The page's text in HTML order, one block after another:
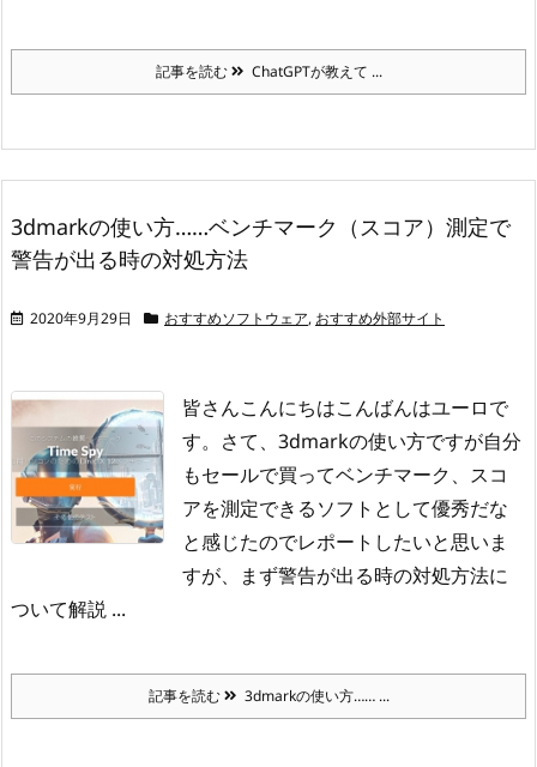
記事を読む ChatGPTが教えて ...
3dmarkの使い方……ベンチマーク（スコア）測定で
警告が出る時の対処方法
2020年9月29日 おすすめソフトウェア, おすすめ外部サイト
皆さんこんにちはこんばんはユーロで
す。 さて、3dmarkの使い方ですが自分
もセールで買ってベンチマーク、スコ
アを測定できるソフトとして優秀だな
と感じたのでレポートしたいと思いま
すが、まず警告が出る時の対処方法に
ついて解説 ...
記事を読む 3dmarkの使い方…… ...